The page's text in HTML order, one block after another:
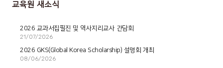
교육원 새소식
2026 교과서집필진 및 역사지리교사 간담회
21/07/2026
2026 GKS(Global Korea Scholarship) 설명회 개최
08/06/2026